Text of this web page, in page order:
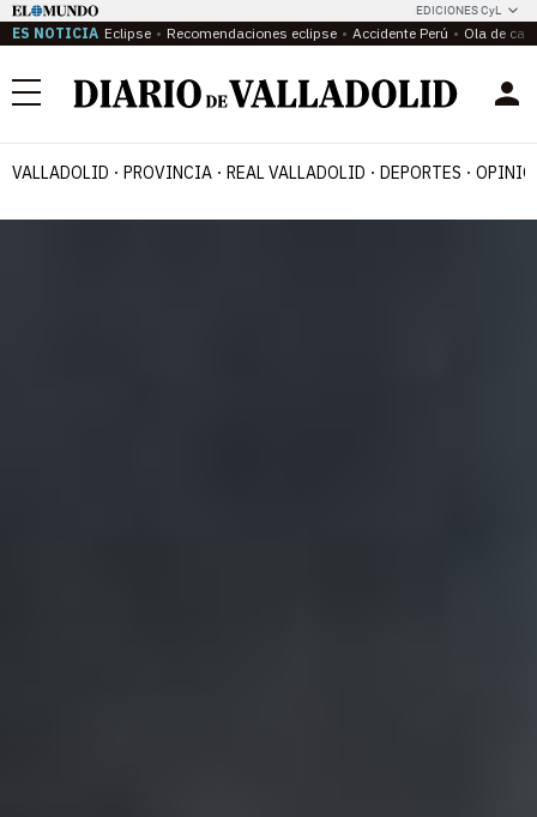
EDICIONES CyL
ES NOTICIA Eclipse Recomendaciones eclipse Accidente Perú Ola de
Menú
VALLADOLID PROVINCIA REAL VALLADOLID DEPORTES